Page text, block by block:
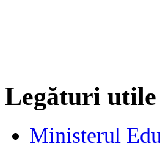
Legături utile
Ministerul